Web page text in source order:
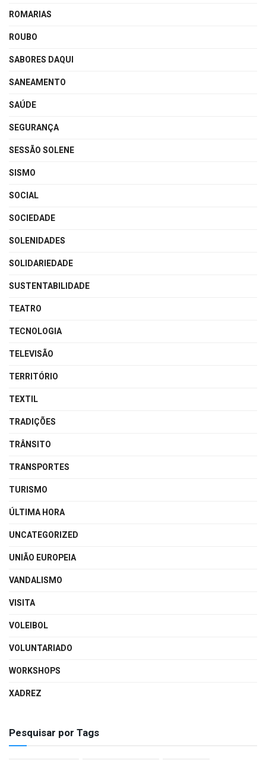
ROMARIAS
ROUBO
SABORES DAQUI
SANEAMENTO
SAÚDE
SEGURANÇA
SESSÃO SOLENE
SISMO
SOCIAL
SOCIEDADE
SOLENIDADES
SOLIDARIEDADE
SUSTENTABILIDADE
TEATRO
TECNOLOGIA
TELEVISÃO
TERRITÓRIO
TEXTIL
TRADIÇÕES
TRÂNSITO
TRANSPORTES
TURISMO
ÚLTIMA HORA
UNCATEGORIZED
UNIÃO EUROPEIA
VANDALISMO
VISITA
VOLEIBOL
VOLUNTARIADO
WORKSHOPS
XADREZ
Pesquisar por Tags